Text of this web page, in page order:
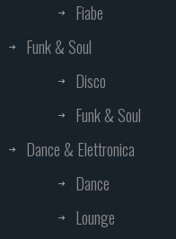
Fiabe
Funk & Soul
Disco
Funk & Soul
Dance & Elettronica
Dance
Lounge